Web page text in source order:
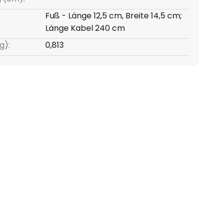
Fuß - Länge 12,5 cm, Breite 14,5 cm;
Länge Kabel 240 cm
0,813